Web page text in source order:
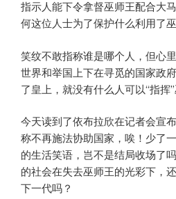
指示人能下令拿督巫师王配合大
何这位人士为了保护什么利用了
笑纹不敢指称谁是哪个人，但心
世界和举国上下在寻觅的国家政
了皇上，就没有什么人可以“指挥
今天读到了依布拉欣在记者会宣
称不再施法协助国家，唉！少了
的生活笑语，岂不是结局收场了
的社会在失去巫师王的光彩下，
下一代吗？